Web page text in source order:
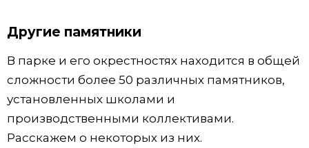
Другие памятники
В парке и его окрестностях находится в общей
сложности более 50 различных памятников,
установленных школами и
производственными коллективами.
Расскажем о некоторых из них.